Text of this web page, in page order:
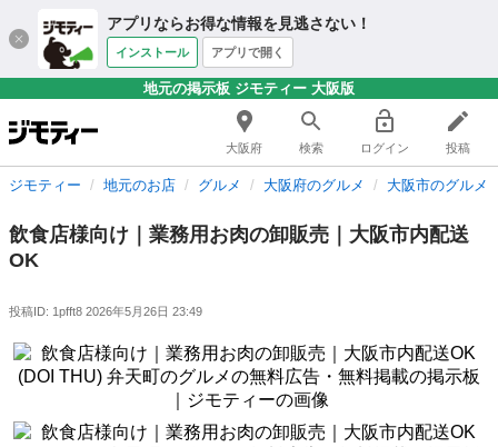
アプリならお得な情報を見逃さない！
インストール アプリで開く
地元の掲示板 ジモティー 大阪版
大阪府 検索 ログイン 投稿
ジモティー 地元のお店 グルメ 大阪府のグルメ 大阪市のグルメ
飲食店様向け｜業務用お肉の卸販売｜大阪市内配送
OK
投稿ID: 1pfft8 2026年5月26日 23:49